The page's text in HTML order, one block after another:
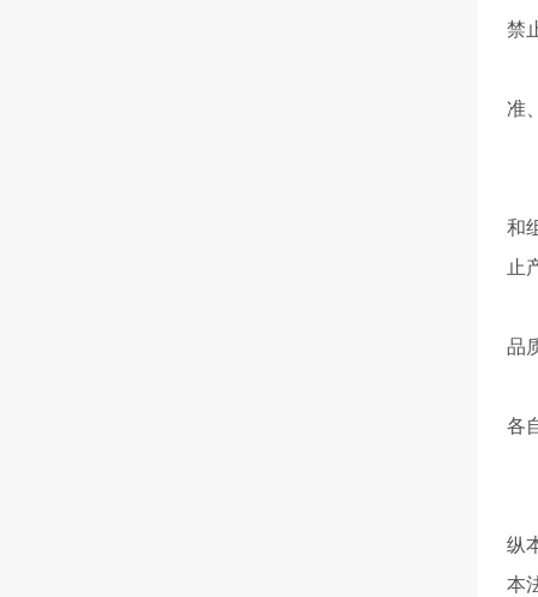
禁
准
和
止
品
各
纵
本